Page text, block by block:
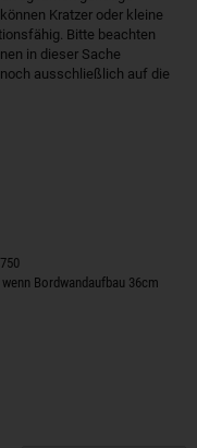
Kratzer oder kleine
Bitte beachten
in dieser Sache
ausschließlich auf die
Bordwandaufbau 36cm